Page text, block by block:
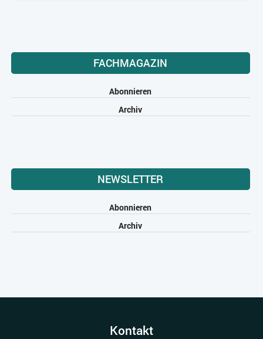
FACHMAGAZIN
Abonnieren
Archiv
NEWSLETTER
Abonnieren
Archiv
Kontakt